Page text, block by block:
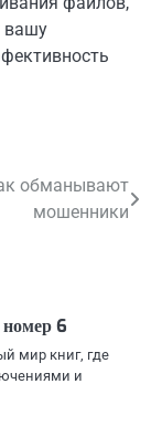
вашу
обманывают
мошенники
6
мир книг, где
и